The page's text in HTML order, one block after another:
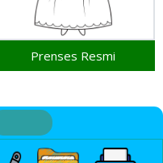
Prenses Resmi